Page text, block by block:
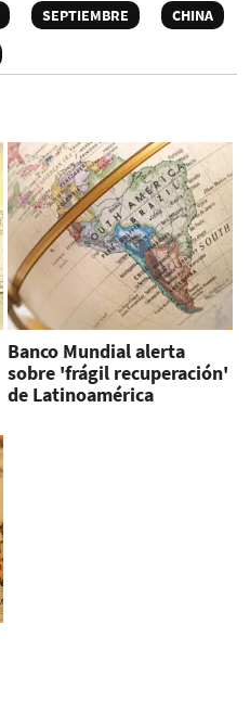
SEPTIEMBRE
CHINA
Banco Mundial alerta
sobre 'frágil recuperación'
de Latinoamérica